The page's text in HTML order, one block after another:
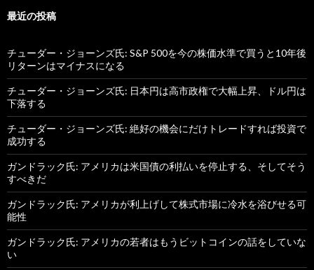
最近の投稿
チューダー・ジョーンズ氏: S&P 500を今の株価水準で買うと10年後
リターンはマイナスになる
チューダー・ジョーンズ氏: 日本円は高市政権で大幅上昇、ドル円は
下落する
チューダー・ジョーンズ氏: 絶好の機会にだけトレードすれば投資で
成功する
ガンドラック氏: アメリカは米国債の利払いを停止する、そしてそう
すべきだ
ガンドラック氏: アメリカが利上げして株式市場に冷水を浴びせる可
能性
ガンドラック氏: アメリカの若者はもうビットコインの話をしていな
い